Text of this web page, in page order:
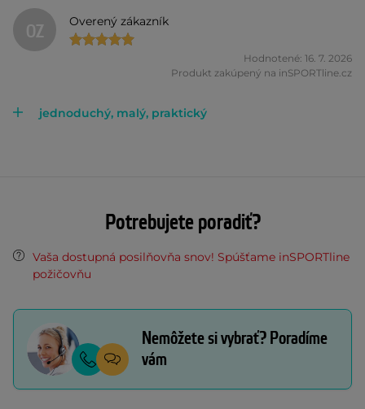
OZ Overený zákazník
Hodnotené: 16. 7. 2026
Produkt zakúpený na inSPORTline.cz
jednoduchý, malý, praktický
Potrebujete poradiť?
Vaša dostupná posilňovňa snov! Spúšťame inSPORTline
požičovňu
Nemôžete si vybrať? Poradíme
vám